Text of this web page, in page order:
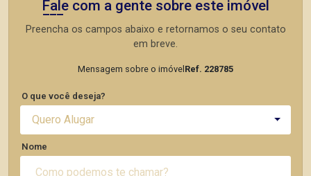
Fale com a gente sobre este imóvel
Preencha os campos abaixo e retornamos o seu contato
em breve.
Mensagem sobre o imóvel Ref. 228785
O que você deseja?
Quero Alugar
Nome